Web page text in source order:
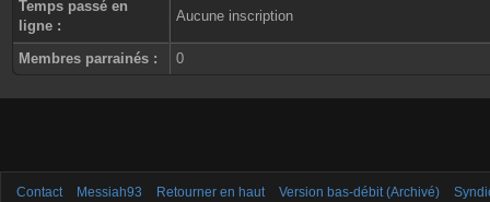
Temps passé en
ligne :
Aucune inscription
Membres parrainés : 0
Contact Messiah93 Retourner en haut Version bas-débit (Archivé)